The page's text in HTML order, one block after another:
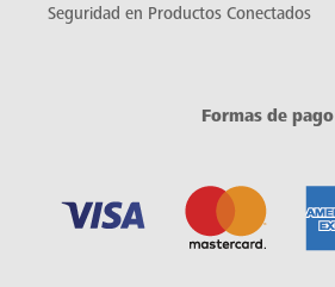
Seguridad en Productos Conectados
Formas de pago